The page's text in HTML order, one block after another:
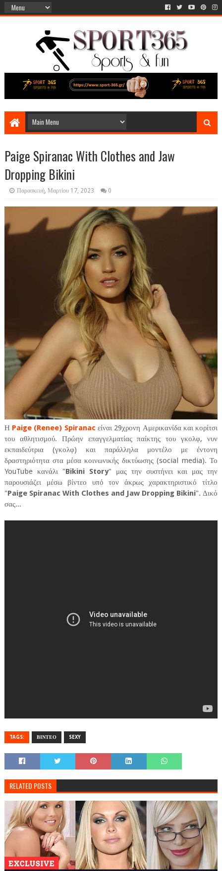
Paige Spiranac With Clothes and Jaw
Dropping Bikini
Παρασκευή, Μαρτίου 17, 2023 0
Η Paige (Renee) Spiranac είναι 29χρονη Αμερικανίδα και κορίτσι
του αθλητισμού. Πρώην επαγγελματίας παίκτης του γκολφ, νυν
εκπαιδεύτρια (γκολφ) και παράλληλα μοντέλο με έντονη
δραστηριότητα στα μέσα κοινωνικής δικτύωσης (social media). Το
YouTube κανάλι "Bikini Story" μας την συστήνει και μας την
παρουσιάζει μέσω βίντεο υπό τον άκρως χαρακτηριστικό τίτλο
"Paige Spiranac With Clothes and Jaw Dropping Bikini". Δικό
σας...
TAGS: ΒΙΝΤΕΟ SEXY
RELATED POSTS